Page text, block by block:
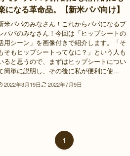
になる革命品。【新米パパ向け】
米パパのみなさん！これからパパになるプ
パパのみなさん！今回は「ヒップシートの
用シーン」を画像付きで紹介します。「そ
そもヒップシートってなに？」という人も
ると思うので、まずはヒップシートについ
簡単に説明し、その後に私が便利に使...
2022年3月19日 2022年7月9日
1